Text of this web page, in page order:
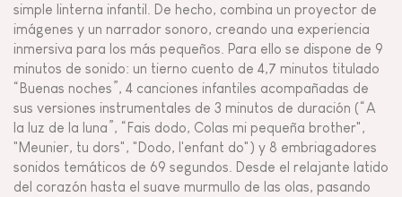
simple linterna infantil. De hecho, combina un proyector de
imágenes y un narrador sonoro, creando una experiencia
inmersiva para los más pequeños. Para ello se dispone de 9
minutos de sonido: un tierno cuento de 4,7 minutos titulado
“Buenas noches”, 4 canciones infantiles acompañadas de
sus versiones instrumentales de 3 minutos de duración (“A
la luz de la luna”, “Fais dodo, Colas mi pequeña brother",
"Meunier, tu dors", "Dodo, l'enfant do") y 8 embriagadores
sonidos temáticos de 69 segundos. Desde el relajante latido
del corazón hasta el suave murmullo de las olas, pasando